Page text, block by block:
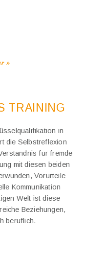
TRAINING
in
die Selbstreflexion
für fremde
mit diesen beiden
Vorurteile
Kommunikation
Welt ist diese
Beziehungen,
beruflich.